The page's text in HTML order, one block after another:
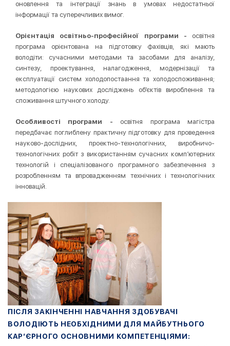
оновлення та інтеграції знань в умовах недостатньої
інформації та суперечливих вимог.
Орієнтація освітньо-професійної програми - освітня
програма орієнтована на підготовку фахівців, які мають
володіти: сучасними методами та засобами для аналізу,
синтезу, проектування, налагодження, модернізації та
експлуатації систем холодопостаання та холодоспоживання;
методологією наукових досліджень об’єктів вироблення та
споживання штучного холоду.
Особливості програми - освітня програма магістра
передбачає поглиблену практичну підготовку для проведення
науково-дослідних, проектно-технологічних, виробничо-
технологічних робіт з використанням сучасних комп’ютерних
технологій і спеціалізованого програмного забезпечення з
розробленням та впровадженням технічних і технологічних
інновацій.
ПІСЛЯ ЗАКІНЧЕННІ НАВЧАННЯ ЗДОБУВАЧІ
ВОЛОДІЮТЬ НЕОБХІДНИМИ ДЛЯ МАЙБУТНЬОГО
КАР’ЄРНОГО ОСНОВНИМИ КОМПЕТЕНЦІЯМИ: